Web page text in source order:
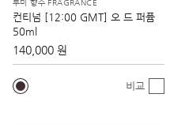
투미 향수 FRAGRANCE
컨티넘 [12:00 GMT] 오 드 퍼퓸
50ml
140,000 원
비교